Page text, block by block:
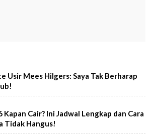
Usir Mees Hilgers: Saya Tak Berharap
Kapan Cair? Ini Jadwal Lengkap dan Cara
Tidak Hangus!